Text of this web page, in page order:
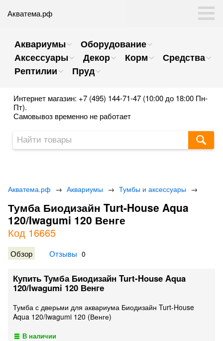
Акватема.рф
Аквариумы
Оборудование
Аксессуары
Декор Корм
Средства
Рептилии
Пруд
Интернет магазин: +7 (495) 144-71-47 (10:00 до 18:00 Пн-
Пт).
Самовывоз временно не работает
Акватема.рф → Аквариумы → Тумбы и аксессуары →
Тумба Биодизайн Turt-House Aqua
120/Iwagumi 120 Венге
Код 16665
Обзор Отзывы 0
Купить Тумба Биодизайн Turt-House Aqua
120/Iwagumi 120 Венге
Тумба с дверьми для аквариума Биодизайн Turt-House
Aqua 120/Iwagumi 120 (Венге)
В наличии